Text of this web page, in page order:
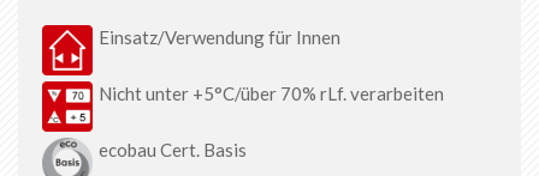
Einsatz/Verwendung für Innen
Nicht unter +5°C/über 70% rLf. verarbeiten
ecobau Cert. Basis